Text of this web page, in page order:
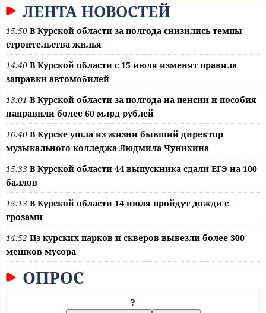
ЛЕНТА НОВОСТЕЙ
15:50 В Курской области за полгода снизились темпы
строительства жилья
14:40 В Курской области с 15 июля изменят правила
заправки автомобилей
13:01 В Курской области за полгода на пенсии и пособия
направили более 60 млрд рублей
16:40 В Курске ушла из жизни бывший директор
музыкального колледжа Людмила Чунихина
15:33 В Курской области 44 выпускника сдали ЕГЭ на 100
баллов
15:13 В Курской области 14 июля пройдут дожди с
грозами
14:52 Из курских парков и скверов вывезли более 300
мешков мусора
ОПРОС
?